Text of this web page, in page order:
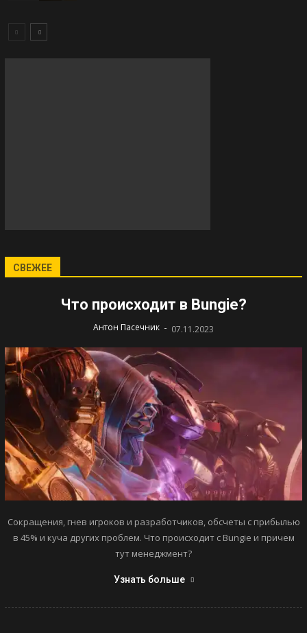
СВЕЖЕЕ
Что происходит в Bungie?
Антон Пасечник - 07.11.2023
Сокращения, гнев игроков и разработчиков, обсчеты с прибылью
в 45% и куча других проблем. Что происходит с Bungie и причем
тут менеджмент?
Узнать больше